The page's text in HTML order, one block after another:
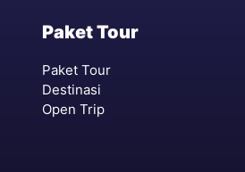
Paket Tour
Paket Tour
Destinasi
Open Trip